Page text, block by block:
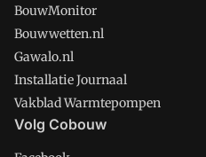
BouwMonitor
Bouwwetten.nl
Gawalo.nl
Installatie Journaal
Vakblad Warmtepompen
Volg Cobouw